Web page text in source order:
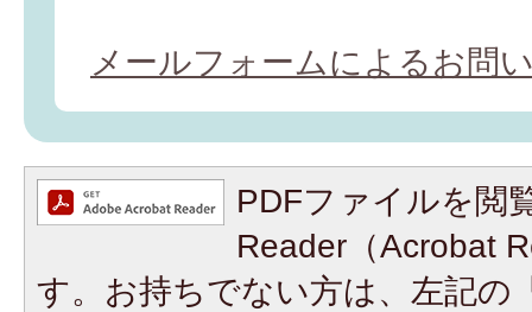
メールフォームによるお問
PDFファイルを閲
Reader（Acrobat
す。お持ちでない方は、左記の